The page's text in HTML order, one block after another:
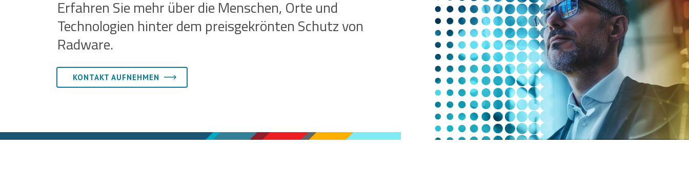
Erfahren Sie mehr über die Menschen, Orte und
Technologien hinter dem preisgekrönten Schutz von
Radware.
KONTAKT AUFNEHMEN